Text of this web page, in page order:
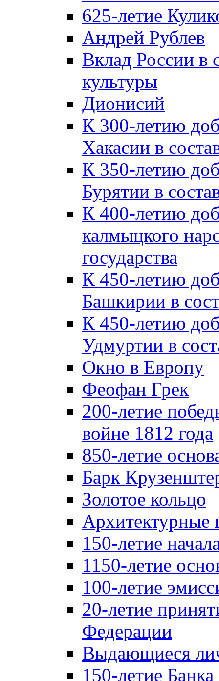
625-летие
Андрей Рублев
Вклад России в
культуры
Дионисий
К 300-летию
Хакасии в
К 350-летию
Бурятии в
К 400-летию
калмыцкого
государства
К 450-летию
Башкирии в
К 450-летию
Удмуртии в
Окно в Европу
Феофан Грек
200-летие
войне 1812 года
850-летие
Барк
Золотое кольцо
Архитектурные
150-летие
1150-летие
100-летие
20-летие
Федерации
Выдающиеся
150-летие